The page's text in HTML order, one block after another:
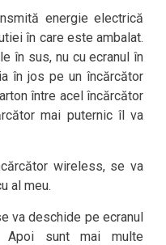
energie electrică
în care este ambalat.
în sus, nu cu ecranul în
în jos pe un încărcător
între acel încărcător
mai puternic îl va
wireless, se va
al meu.
va deschide pe ecranul
Apoi sunt mai multe